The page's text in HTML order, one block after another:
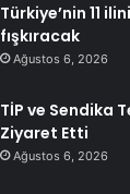
Türkiye’nin 11
fışkıracak
Ağustos 6, 2026
TİP ve Sendika
Ziyaret Etti
Ağustos 6, 2026